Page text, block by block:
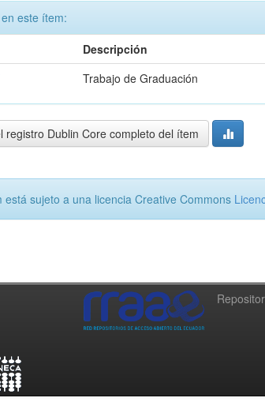
este ítem:
Descripción
Trabajo de Graduación
registro Dublin Core completo del ítem
está sujeto a una licencia Creative Commons